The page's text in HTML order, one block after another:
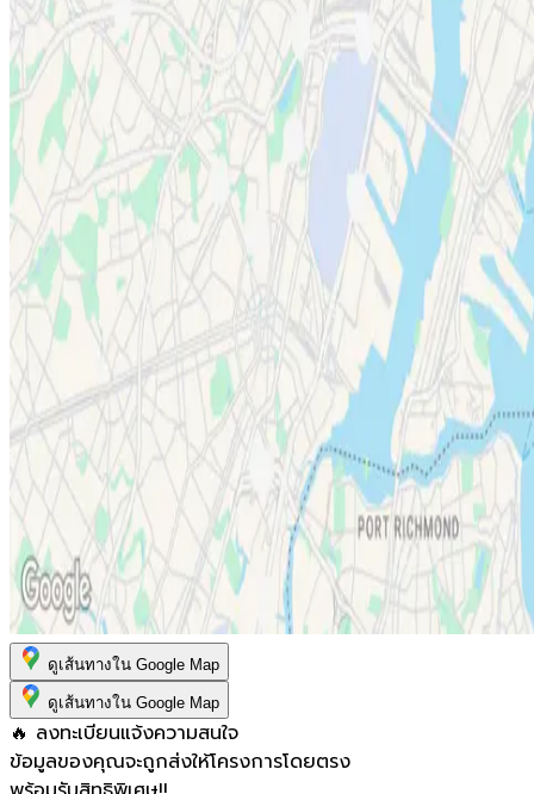
ดูเส้นทางใน Google Map
ดูเส้นทางใน Google Map
🔥 ลงทะเบียนแจ้งความสนใจ
ข้อมูลของคุณจะถูกส่งให้โครงการโดยตรง